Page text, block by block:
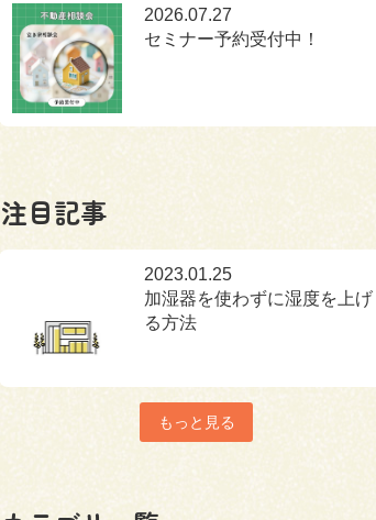
2026.07.27
セミナー予約受付中！
注目記事
2023.01.25
加湿器を使わずに湿度を上げ
る方法
もっと見る